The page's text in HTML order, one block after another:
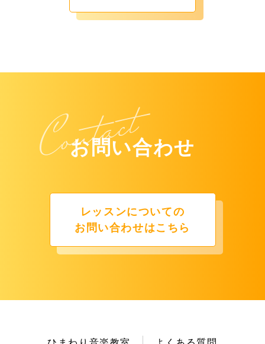
お問い合わせ
レッスンについての
お問い合わせはこちら